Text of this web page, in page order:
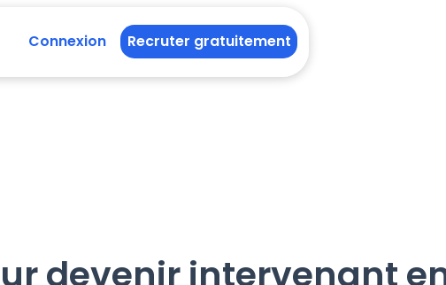
Connexion Recruter gratuitement
devenir intervenant